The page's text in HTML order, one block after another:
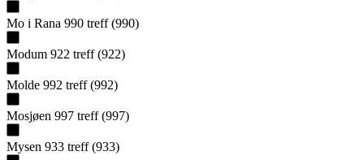
Mo i Rana 990 treff (990)
Modum 922 treff (922)
Molde 992 treff (992)
Mosjøen 997 treff (997)
Mysen 933 treff (933)